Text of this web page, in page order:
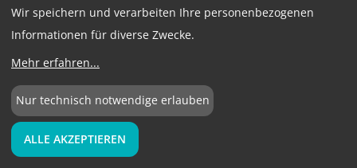
19.01.2026
25 Jahre bei der BME Akademie: Brigitte
Biniasch feiert Dienstjubiläum
Seit 2001 steht Brigitte Biniasch für Kompetenz,
Engagement und Kontinuität in der BME Akademie
GmbH.
Wir speichern und verarbeiten Ihre personenbezogenen
Informationen für diverse Zwecke.
Mehr erfahren...
Nur technisch notwendige erlauben
ALLE AKZEPTIEREN